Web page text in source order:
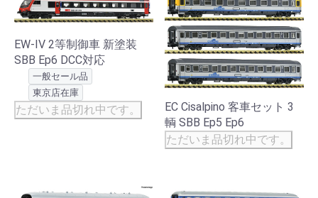
EW-IV 2等制御車 新塗装
SBB Ep6 DCC対応
一般セール品
東京店在庫
ただいま品切れ中です。
EC Cisalpino 客車セット 3
輌 SBB Ep5 Ep6
ただいま品切れ中です。